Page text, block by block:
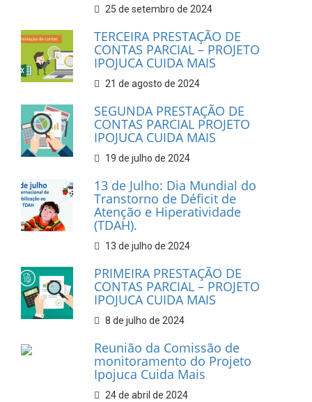
25 de setembro de 2024
TERCEIRA PRESTAÇÃO DE
CONTAS PARCIAL – PROJETO
IPOJUCA CUIDA MAIS
21 de agosto de 2024
SEGUNDA PRESTAÇÃO DE
CONTAS PARCIAL PROJETO
IPOJUCA CUIDA MAIS
19 de julho de 2024
13 de Julho: Dia Mundial do
Transtorno de Déficit de
Atenção e Hiperatividade
(TDAH).
13 de julho de 2024
PRIMEIRA PRESTAÇÃO DE
CONTAS PARCIAL – PROJETO
IPOJUCA CUIDA MAIS
8 de julho de 2024
Reunião da Comissão de
monitoramento do Projeto
Ipojuca Cuida Mais
24 de abril de 2024